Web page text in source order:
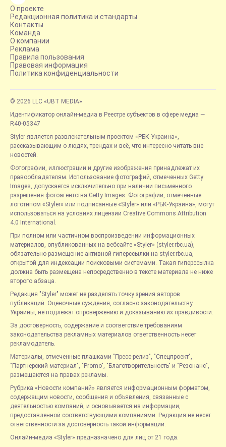
О проекте
Редакционная политика и стандарты
Контакты
Команда
О компании
Реклама
Правила пользования
Правовая информация
Политика конфиденциальности
© 2026 LLC «UBT MEDIA»
Идентификатор онлайн-медиа в Реестре субъектов в сфере медиа —
R40-05347
Styler является развлекательным проектом «РБК-Украина»,
рассказывающим о людях, трендах и всё, что интересно читать вне
новостей.
Фотографии, иллюстрации и другие изображения принадлежат их
правообладателям. Использование фотографий, отмеченных Getty
Images, допускается исключительно при наличии письменного
разрешения фотоагентства Getty Images. Фотографии, отмеченные
логотипом «Styler» или подписанные «Styler» или «РБК-Украина», могут
использоваться на условиях лицензии Creative Commons Attribution
4.0 International.
При полном или частичном воспроизведении информационных
материалов, опубликованных на вебсайте «Styler» (styler.rbc.ua),
обязательно размещение активной гиперссылки на styler.rbc.ua,
открытой для индексации поисковыми системами. Такая гиперссылка
должна быть размещена непосредственно в тексте материала не ниже
второго абзаца.
Редакция "Styler" может не разделять точку зрения авторов
публикаций. Оценочные суждения, согласно законодательству
Украины, не подлежат опровержению и доказыванию их правдивости.
За достоверность, содержание и соответствие требованиям
законодательства рекламных материалов ответственность несет
рекламодатель.
Материалы, отмеченные плашками "Пресс-релиз", "Спецпроект",
"Партнерский материал", "Promo", "Благотворительность" и "Резонанс",
размещаются на правах рекламы.
Рубрика «Новости компаний» является информационным форматом,
содержащим новости, сообщения и объявления, связанные с
деятельностью компаний, и основывается на информации,
предоставленной соответствующими компаниями. Редакция не несет
ответственности за достоверность такой информации.
Онлайн-медиа «Styler» предназначено для лиц от 21 года.